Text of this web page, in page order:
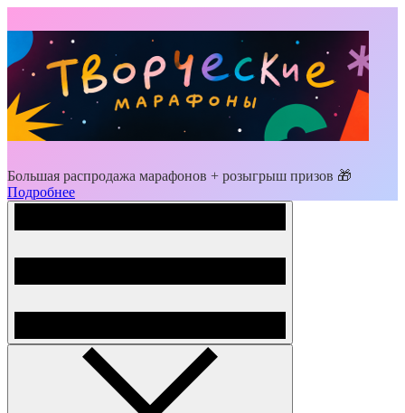
Большая распродажа марафонов + розыгрыш призов 🎁
Подробнее